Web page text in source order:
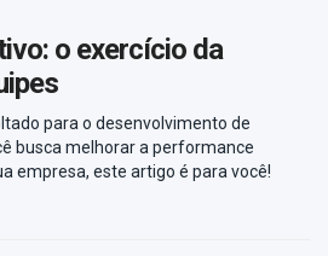
o exercício da
para o desenvolvimento de
busca melhorar a performance
empresa, este artigo é para você!